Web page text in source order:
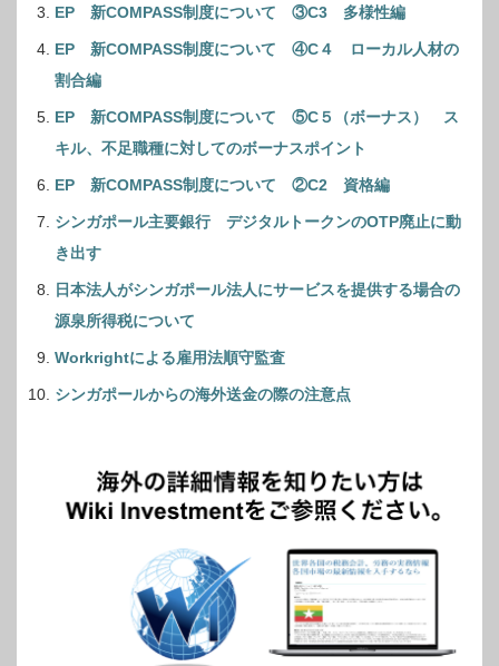
EP 新COMPASS制度について ③C3 多様性編
EP 新COMPASS制度について ④C４ ローカル人材の
割合編
EP 新COMPASS制度について ⑤C５（ボーナス） ス
キル、不足職種に対してのボーナスポイント
EP 新COMPASS制度について ②C2 資格編
シンガポール主要銀行 デジタルトークンのOTP廃止に動
き出す
日本法人がシンガポール法人にサービスを提供する場合の
源泉所得税について
Workrightによる雇用法順守監査
シンガポールからの海外送金の際の注意点